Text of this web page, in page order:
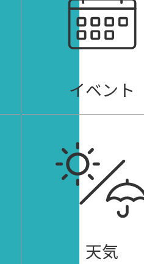
イベント
天気